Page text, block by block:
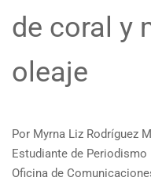
de coral y
oleaje
Por Myrna Liz Rodríguez
Estudiante de Periodismo
Oficina de